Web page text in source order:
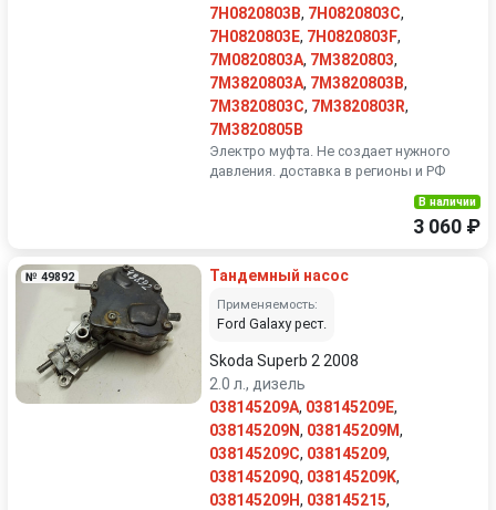
7H0820803B, 7H0820803C,
7H0820803E, 7H0820803F,
7M0820803A, 7M3820803,
7M3820803A, 7M3820803B,
7M3820803C, 7M3820803R,
7M3820805B
Электро муфта. Не создает нужного
давления. доставка в регионы и РФ
В наличии
3 060 ₽
№ 49892 Тандемный насос
Применяемость:
Ford Galaxy рест.
Skoda Superb 2 2008
2.0 л., дизель
038145209A, 038145209E,
038145209N, 038145209M,
038145209C, 038145209,
038145209Q, 038145209K,
038145209H, 038145215,